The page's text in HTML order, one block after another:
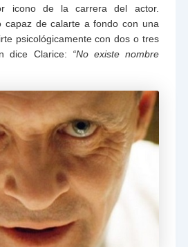
icono de la carrera del actor.
capaz de calarte a fondo con una
psicológicamente con dos o tres
dice Clarice: “No existe nombre